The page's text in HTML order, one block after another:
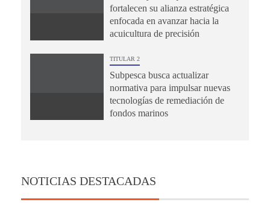
fortalecen su alianza estratégica
enfocada en avanzar hacia la
acuicultura de precisión
TITULAR 2
Subpesca busca actualizar
normativa para impulsar nuevas
tecnologías de remediación de
fondos marinos
NOTICIAS DESTACADAS